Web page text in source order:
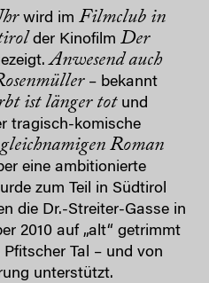
wird im Filmclub in
der Kinofilm Der
Anwesend auch
– bekannt
ist länger tot und
tragisch-komische
gleichnamigen Roman
eine ambitionierte
zum Teil in Südtirol
die Dr.-Streiter-Gasse in
2010 auf „alt“ getrimmt
Tal – und von
unterstützt.